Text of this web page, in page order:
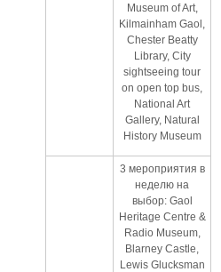
Museum of Art,
Kilmainham Gaol,
Chester Beatty
Library, City
sightseeing tour
on open top bus,
National Art
Gallery, Natural
History Museum
3 мероприятия в
неделю на
выбор: Gaol
Heritage Centre &
Radio Museum,
Blarney Castle,
Lewis Glucksman